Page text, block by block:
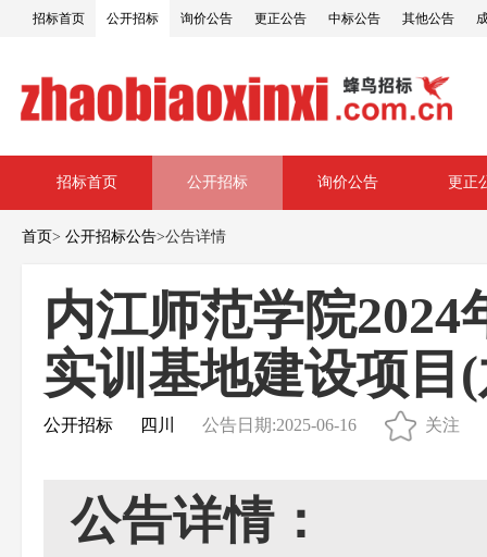
招标首页 公开招标 询价公告 更正公告 中标公告 其他公告
招标首页 公开招标 询价公告 更正
首页> 公开招标公告>公告详情
内江师范学院
实训基地建设项目
公开招标 四川 公告日期:2025-06-16 关注
公告详情：